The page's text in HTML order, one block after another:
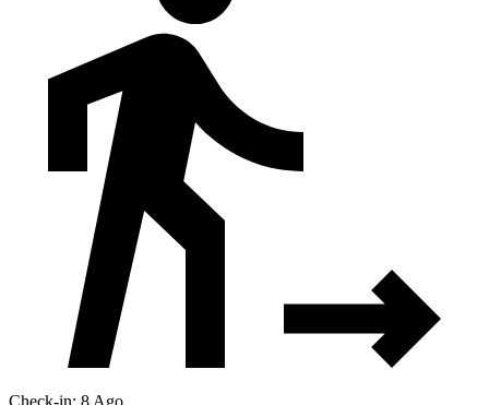
Check-in: 8 Ago